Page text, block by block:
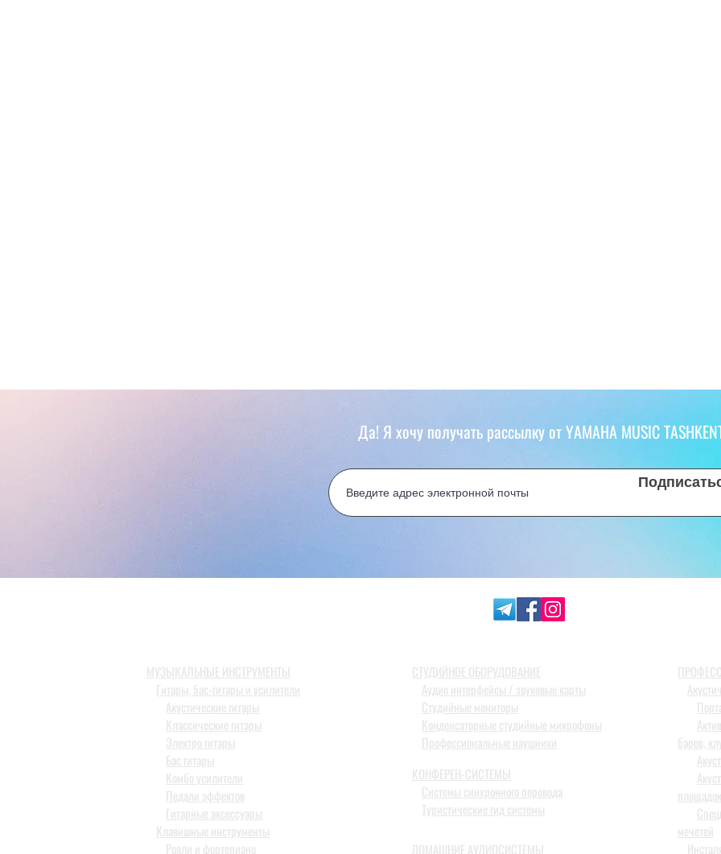
Да! Я хочу получать рассылку от YAMAHA MUSIC
МУЗЫКАЛЬНЫЕ ИНСТРУМЕНТЫ
Гитары, бас-гитары и усилители
Акустические гитары
Классические гитары
Электро гитары
Бас гитары
Комбо усилители
Педали эффектов
Гитарные аксессуары
Клавишные инструменты
Рояли и фортепиано
СТУДИЙНОЕ ОБОРУДОВАНИЕ
Аудио интерфейсы / звуковые карты
Студийные мониторы
Конденсаторные студийные микрофоны
Профессиональные наушники
КОНФЕРЕН-СИСТЕМЫ
Системы синхронного перевода
Туристические гид системы
ДОМАШНИЕ АУДИОСИСТЕМЫ
баров,
площадок
мечетей